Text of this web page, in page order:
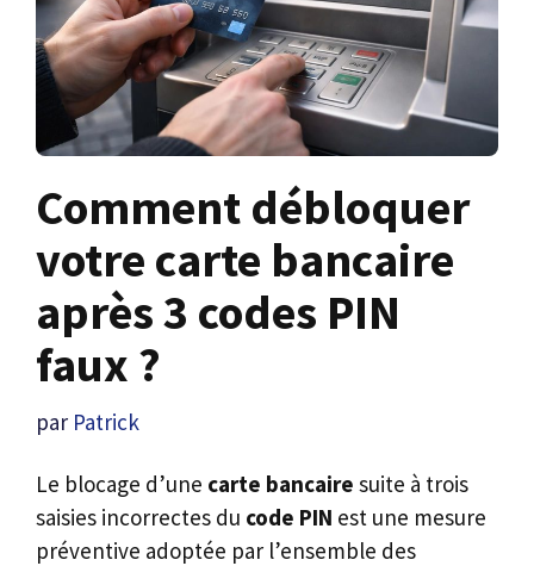
Comment débloquer
votre carte bancaire
après 3 codes PIN
faux ?
par Patrick
Le blocage d’une carte bancaire suite à trois
saisies incorrectes du code PIN est une mesure
préventive adoptée par l’ensemble des